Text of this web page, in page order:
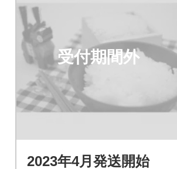
受付期間外
2023年4月発送開始